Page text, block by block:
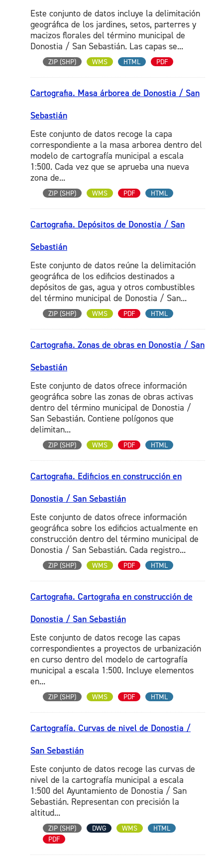
Este conjunto de datos incluye la delimitación
geográfica de los jardines, setos, parterres y
macizos florales del término municipal de
Donostia / San Sebastián. Las capas se...
ZIP (SHP) WMS HTML PDF
Cartografia. Masa árborea de Donostia / San
Sebastián
Este conjunto de datos recoge la capa
correspondiente a la masa arborea dentro del
modelo de cartografía municipal a escala
1:500. Cada vez que se aprueba una nueva
zona de...
ZIP (SHP) WMS PDF HTML
Cartografia. Depósitos de Donostia / San
Sebastián
Este conjunto de datos reúne la delimitación
geográfica de los edificios destinados a
depósitos de gas, agua y otros combustibles
del término municipal de Donostia / San...
ZIP (SHP) WMS PDF HTML
Cartografia. Zonas de obras en Donostia / San
Sebastián
Este conjunto de datos ofrece información
geográfica sobre las zonas de obras activas
dentro del término municipal de Donostia /
San Sebastián. Contiene polígonos que
delimitan...
ZIP (SHP) WMS PDF HTML
Cartografia. Edificios en construcción en
Donostia / San Sebastián
Este conjunto de datos ofrece información
geográfica sobre los edificios actualmente en
construcción dentro del término municipal de
Donostia / San Sebastián. Cada registro...
ZIP (SHP) WMS PDF HTML
Cartografia. Cartografia en construcción de
Donostia / San Sebastián
Este conjunto de datos recoge las capas
correspondientes a proyectos de urbanización
en curso dentro del modelo de cartografía
municipal a escala 1:500. Incluye elementos
en...
ZIP (SHP) WMS PDF HTML
Cartografía. Curvas de nivel de Donostia /
San Sebastián
Este conjunto de datos recoge las curvas de
nivel de la cartografía municipal a escala
1:500 del Ayuntamiento de Donostia / San
Sebastián. Representan con precisión la
altitud...
ZIP (SHP) DWG WMS
HTML
PDF